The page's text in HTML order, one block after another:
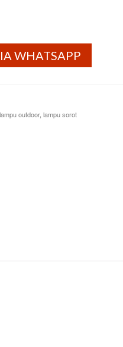
WHATSAPP
lampu outdoor, lampu sorot